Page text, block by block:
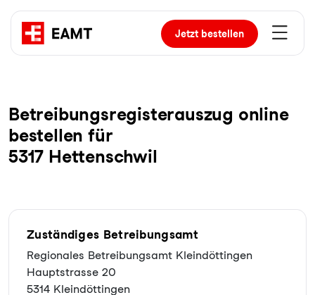
Jetztbestellen
Be­trei­bungs­re­gis­ter­aus­zug online
bestellen für
5317 Hettenschwil
Zuständiges Betreibungsamt
Regionales Betreibungsamt Kleindöttingen
Hauptstrasse 20
5314 Kleindöttingen